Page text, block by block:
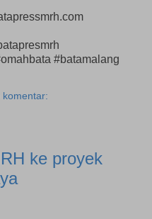
#batamalang
komentar:
ke proyek